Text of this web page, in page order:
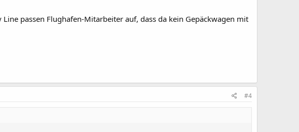
passen Flughafen-Mitarbeiter auf, dass da kein Gepäckwagen mit
#4